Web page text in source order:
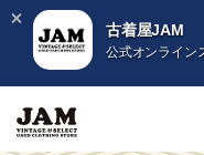
古着屋JAM
公式オンライン